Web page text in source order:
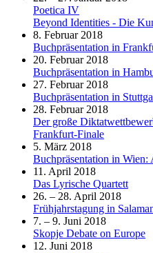
Poetica IV
Beyond Identities - Die
8. Februar 2018
Buchpräsentation in
20. Februar 2018
Buchpräsentation in
27. Februar 2018
Buchpräsentation in
28. Februar 2018
Der große
Frankfurt-Finale
5. März 2018
Buchpräsentation in
11. April 2018
Das Lyrische Quartett
26. – 28. April 2018
Frühjahrstagung in
7. – 9. Juni 2018
Skopje Debate on Europe
12. Juni 2018